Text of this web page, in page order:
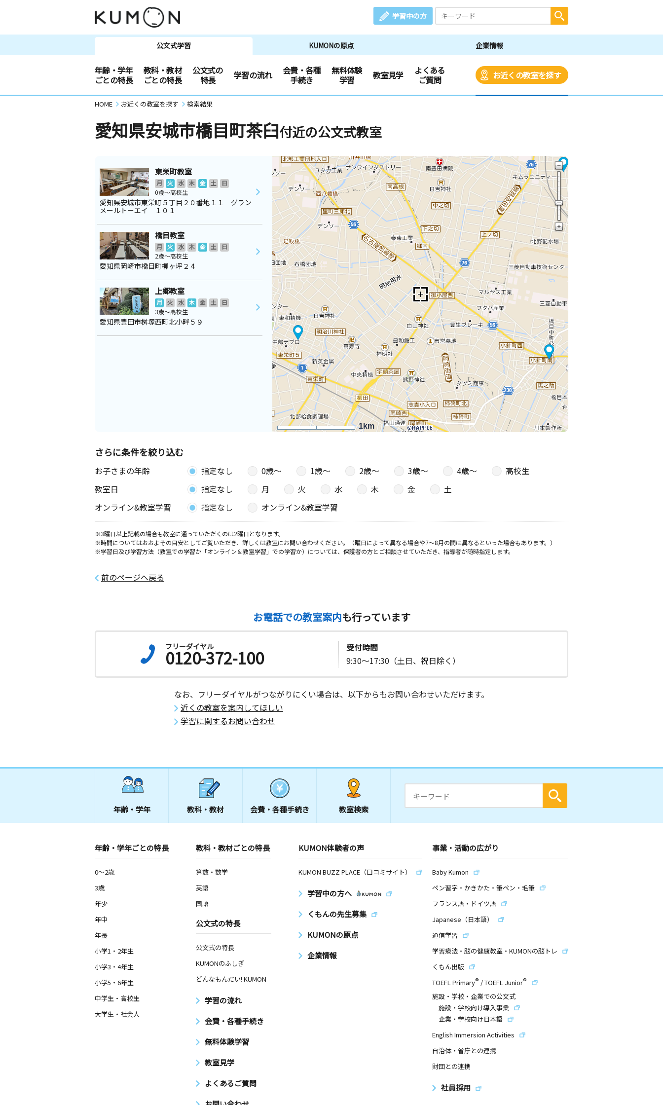
学習中の方
公文式学習 KUMONの原点 企業情報
年齢・学年
ごとの特長
教科・教材
ごとの特長
公文式の
特長
学習の流れ
会費・各種
手続き
無料体験
学習
教室見学
よくある
ご質問
お近くの教室を探す
HOME お近くの教室を探す 検索結果
愛知県安城市橋目町茶臼付近の公文式教室
1km
東栄町教室
月 火 水 木 金 土
日
0歳～高校生
愛知県安城市東栄町５丁目２０番地１１ グラン
メールトーエイ １０１
橋目教室
月 火 水 木 金 土
日
2歳～高校生
愛知県岡崎市橋目町柳ヶ坪２４
上郷教室
月 火 水 木 金 土
日
3歳～高校生
愛知県豊田市桝塚西町北小畔５９
さらに条件を絞り込む
お子さまの年齢 指定なし 0歳〜 1歳〜 2歳〜 3歳〜 4歳〜
高校生
教室日
指定なし 月 火 水 木 金
土
オンライン&教室学習
指定なし オンライン&教室学習
※3曜日以上記載の場合も教室に通っていただくのは2曜日となります。
※時間についてはおおよその目安としてご覧いただき、詳しくは教室にお問い合わせください。（曜日によって異なる場合や7～8月の間は異なるといった場合もあります。）
※学習日及び学習方法（教室での学習か「オンライン＆教室学習」での学習か）については、保護者の方とご相談させていただき、指導者が随時指定します。
前のページへ戻る
お電話での教室案内も行っています
フリーダイヤル
0120-372-100
受付時間
9:30～17:30（土日、祝日除く）
なお、フリーダイヤルがつながりにくい場合は、以下からもお問い合わせいただけます。
近くの教室を案内してほしい
学習に関するお問い合わせ
年齢・学年 教科・教材 会費・ 各種手続き 教室検索
年齢・学年ごとの特長
0～2歳
3歳
年少
年中
年長
小学1・2年生
小学3・4年生
小学5・6年生
中学生・高校生
大学生・社会人
教科・教材ごとの特長
算数・数学
英語
国語
公文式の特長
公文式の特長
KUMONのふしぎ
どんなもんだい! KUMON
学習の流れ
会費・各種手続き
無料体験学習
教室見学
よくあるご質問
KUMON体験者の声
KUMON BUZZ PLACE（口コミサイト）
学習中の方へ
くもんの先生募集
KUMONの原点
企業情報
事業・活動の広がり
Baby Kumon
ペン習字・かきかた・筆ペン・毛筆
フランス語・ドイツ語
Japanese（日本語）
通信学習
学習療法・脳の健康教室・KUMONの脳トレ
くもん出版
TOEFL Primary® /TOEFL Junior®
施設・学校・企業での公文式
施設・学校向け導入事業
企業・学校向け日本語
English Immersion Activities
自治体・省庁との連携
財団との連携
社員採用